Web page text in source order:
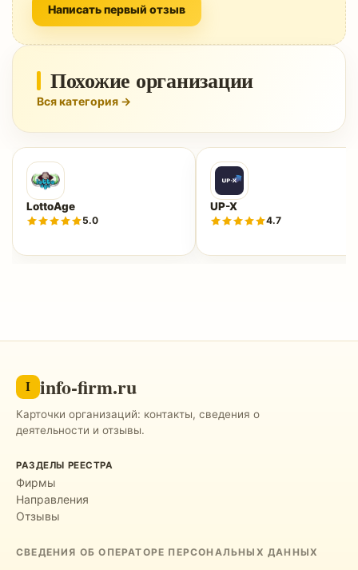
Написать первый отзыв
Похожие организации
Вся категория →
LottoAge
5.0
UP-X
4.7
I info-firm.ru
Карточки организаций: контакты, сведения о
деятельности и отзывы.
РАЗДЕЛЫ РЕЕСТРА
Фирмы
Направления
Отзывы
СВЕДЕНИЯ ОБ ОПЕРАТОРЕ ПЕРСОНАЛЬНЫХ ДАННЫХ